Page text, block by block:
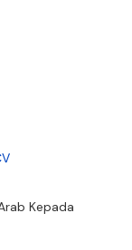
Kepada